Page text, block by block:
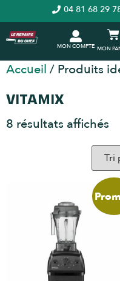
04 81 68 29
MON COMPTE
Accueil / Produits
VITAMIX
8 résultats affichés